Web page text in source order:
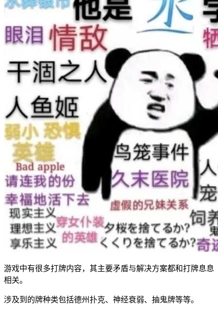
游戏中有很多打牌内容，其主要矛盾与解决方案都和打牌息息
相关。
涉及到的牌种类包括德州扑克、神经衰弱、抽鬼牌等等。